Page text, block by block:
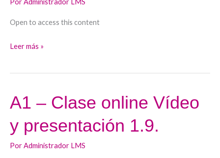
PorAdministrador LMS
Open to access this content
Curso
23-
Leer más »
A1 – Clase online Vídeo
y presentación 1.9.
PorAdministrador LMS
A1
–
Clase
online
Vídeo